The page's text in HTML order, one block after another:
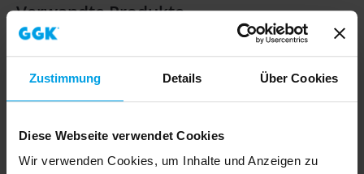
Zustimmung Details Über Cookies
Diese Webseite verwendet Cookies
Wir verwenden Cookies, um Inhalte und Anzeigen zu
Verwandte Produkte